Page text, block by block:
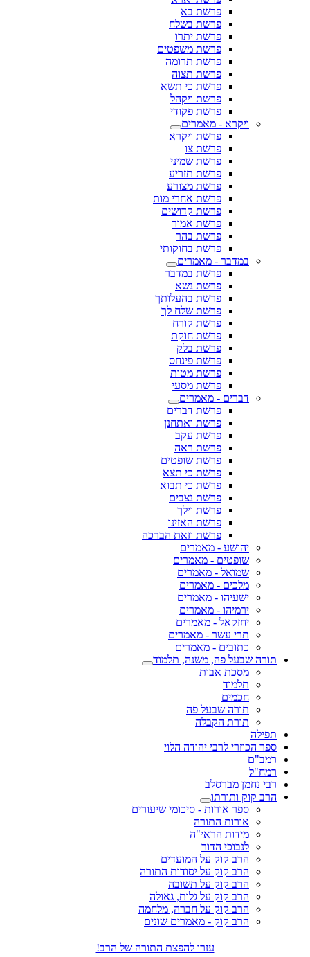
פרשת בא
פרשת בשלח
פרשת יתרו
פרשת משפטים
פרשת תרומה
פרשת תצוה
פרשת כי תשא
פרשת ויקהל
פרשת פקודי
ויקרא - מאמרים
פרשת ויקרא
פרשת צו
פרשת שמיני
פרשת תזריע
פרשת מצורע
פרשת אחרי מות
פרשת קדושים
פרשת אמור
פרשת בהר
פרשת בחוקותי
במדבר - מאמרים
פרשת במדבר
פרשת נשא
פרשת בהעלותך
פרשת שלח לך
פרשת קורח
פרשת חוקת
פרשת בלק
פרשת פינחס
פרשת מטות
פרשת מסעי
דברים - מאמרים
פרשת דברים
פרשת ואתחנן
פרשת עקב
פרשת ראה
פרשת שופטים
פרשת כי תצא
פרשת כי תבוא
פרשת נצבים
פרשת וילך
פרשת האזינו
פרשת וזאת הברכה
יהושע - מאמרים
שופטים - מאמרים
שמואל - מאמרים
מלכים - מאמרים
ישעיהו - מאמרים
ירמיהו - מאמרים
יחזקאל - מאמרים
תרי עשר - מאמרים
כתובים - מאמרים
תורה שבעל פה, משנה, תלמוד
מסכת אבות
תלמוד
חכמים
תורה שבעל פה
תורת הקבלה
תפילה
ספר הכוזרי לרבי יהודה הלוי
רמב"ם
רמח"ל
רבי נחמן מברסלב
הרב קוק ותורתו
ספר אורות - סיכומי שיעורים
אורות התורה
מידות הראי"ה
לנבוכי הדור
הרב קוק על המועדים
הרב קוק על יסודות התורה
הרב קוק על תשובה
הרב קוק על גלות, גאולה
הרב קוק על חברה, מלחמה
הרב קוק - מאמרים שונים
עזרו להפצת התורה של הרב!